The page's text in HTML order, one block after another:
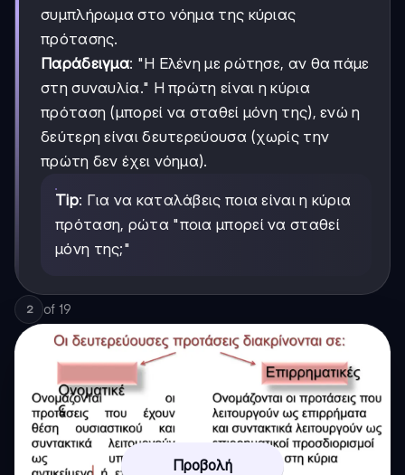
συμπλήρωμα στο νόημα της κύριας
πρότασης.
Παράδειγμα: "Η Ελένη με ρώτησε, αν θα πάμε
στη συναυλία." Η πρώτη είναι η κύρια
πρόταση (μπορεί να σταθεί μόνη της), ενώ η
δεύτερη είναι δευτερεύουσα (χωρίς την
πρώτη δεν έχει νόημα).
Tip: Για να καταλάβεις ποια είναι η κύρια
πρόταση, ρώτα "ποια μπορεί να σταθεί
μόνη της;"
2 of 19
Προβολή